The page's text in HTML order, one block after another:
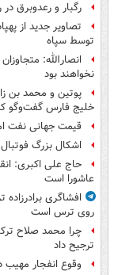
رگبار و رعدوبرق
تصاویر جدید از
توسط سپاه
انصارالله:
نخواهند بود
پوتین و محمد بن
خلیج فارس گفت‌وگو
قیمت جهانی نفت امروز ۱۶
اشکال بزرگ
حاج علی اکبری:
عاشورا است
افشاگری
روی ترس است
چرا محمد صلاح
ترجیح داد
وقوع انفجار